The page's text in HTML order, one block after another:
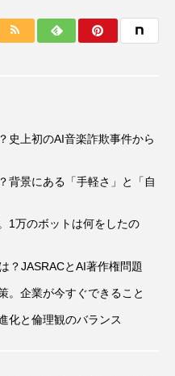
史上初のAI音楽詐欺事件から
背景にある「手軽さ」と「自
1万のボットは何をしたの
？JASRACとAI著作権問題
。企業が今すぐできること
化と倫理観のバランス